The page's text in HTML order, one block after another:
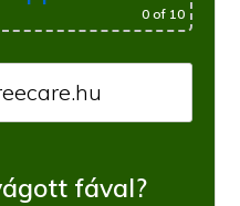
0of 10
fával?